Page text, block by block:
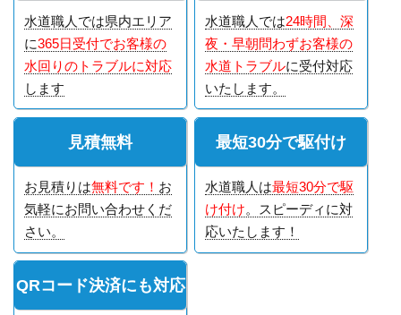
水道職人では県内エリア
に365日受付でお客様の
水回りのトラブルに対応
します
水道職人では24時間、深
夜・早朝問わずお客様の
水道トラブルに受付対応
いたします。
見積無料
お見積りは無料です！ お
気軽にお問い合わせくだ
さい。
最短30分で駆付け
水道職人は最短30分で駆
け付け。スピーディに対
応いたします！
QRコード決済にも対応